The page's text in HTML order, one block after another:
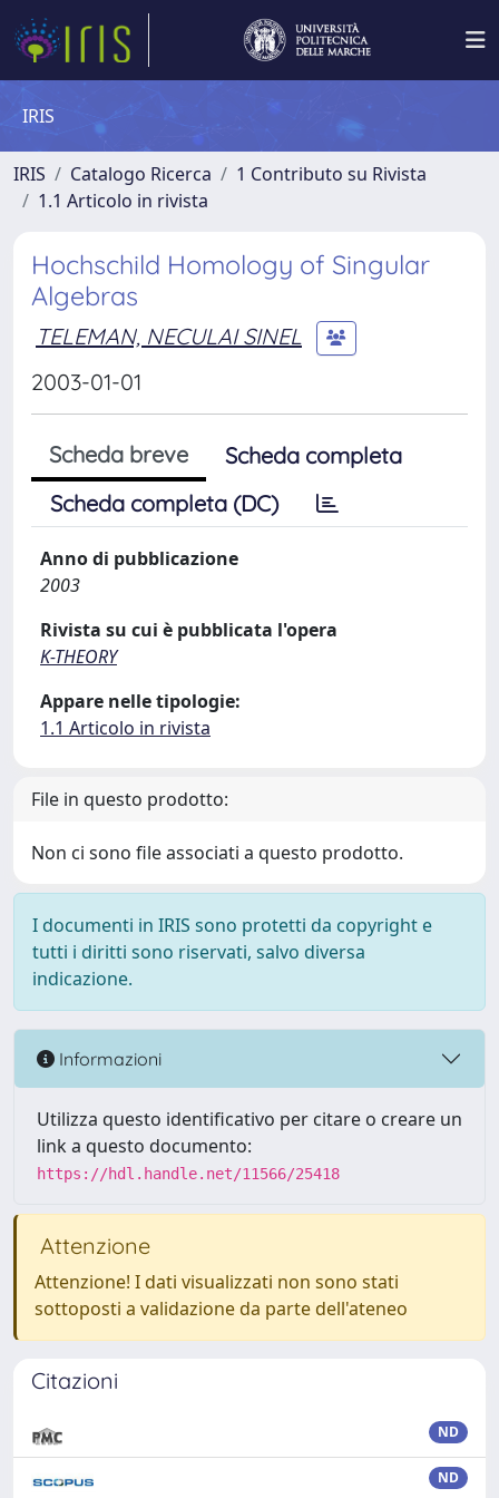
IRIS
IRIS Catalogo Ricerca
1 Contributo su Rivista
1.1 Articolo in rivista
Hochschild Homology of Singular
Algebras
TELEMAN, NECULAI SINEL
2003-01-01
Scheda breve
Scheda completa
Scheda completa (DC)
Anno di pubblicazione
2003
Rivista su cui è pubblicata l'opera
K-THEORY
Appare nelle tipologie:
1.1 Articolo in rivista
File in questo prodotto:
Non ci sono file associati a questo prodotto.
I documenti in IRIS sono protetti da copyright e
tutti i diritti sono riservati, salvo diversa
indicazione.
Informazioni
Utilizza questo identificativo per citare o creare un
link a questo documento:
https://hdl.handle.net/11566/25418
Attenzione
Attenzione! I dati visualizzati non sono stati
sottoposti a validazione da parte dell'ateneo
Citazioni
ND
ND